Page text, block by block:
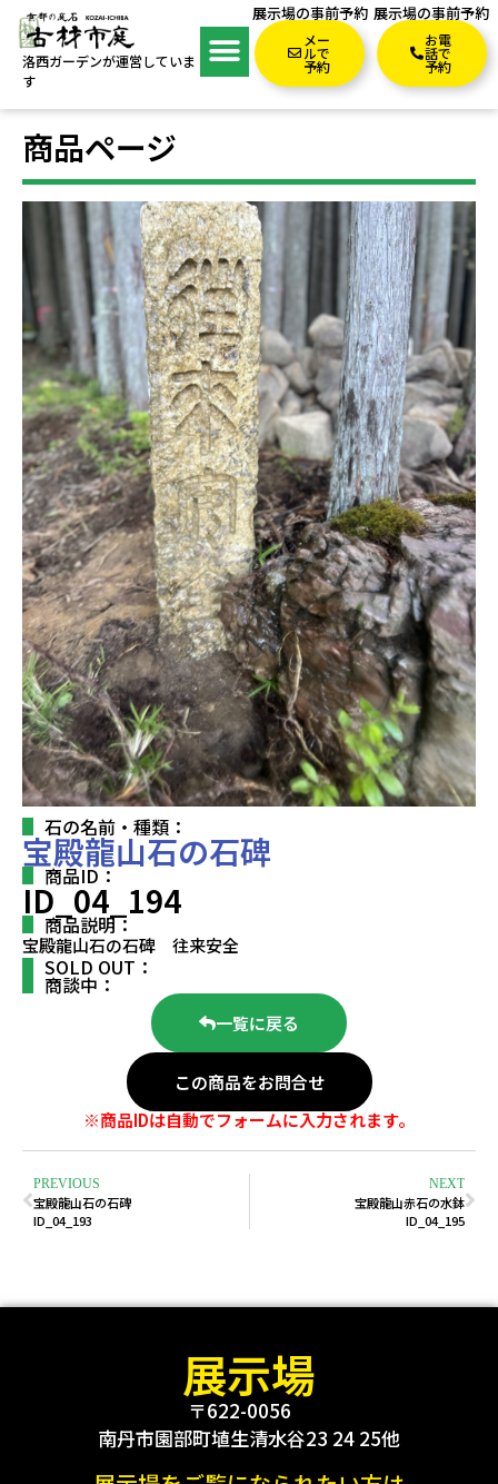
洛西ガーデンが運営していま
す
展示場の事前予約
メー
ルで
予約
展示場の事前予約
お電
話で
予約
商品ページ
石の名前・種類：
宝殿龍山石の石碑
商品ID：
ID_04_194
商品説明：
宝殿龍山石の石碑 往来安全
SOLD OUT：
商談中：
一覧に戻る
この商品をお問合せ
※商品IDは自動でフォームに入力されます。
PREVIOUS
宝殿龍山石の石碑
ID_04_193
NEXT
宝殿龍山赤石の水鉢
ID_04_195
展示場
〒622-0056
南丹市園部町埴生清水谷23 24 25他